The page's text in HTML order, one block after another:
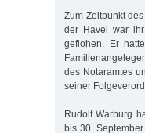
Zum Zeitpunkt
der Havel war
geflohen. Er
des Notaramtes
seiner
Rudolf Warburg
bis 30.